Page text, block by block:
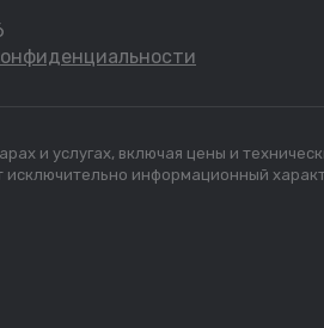
и услугах, включая цены и
исключительно информационный